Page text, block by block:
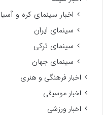
اخبار سینمای کره و آسیا
سینمای ایران
سینمای ترکی
سینمای جهان
اخبار فرهنگی و هنری
اخبار موسیقی
اخبار ورزشی